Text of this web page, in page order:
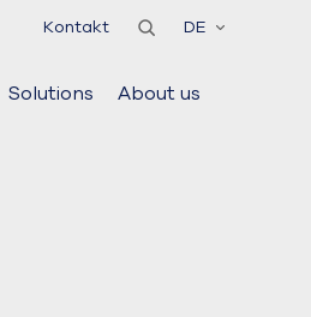
Kontakt DE
Solutions About us